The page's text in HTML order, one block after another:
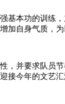
本功的训练
自身气质，
并要求队员
接今年的文艺汇